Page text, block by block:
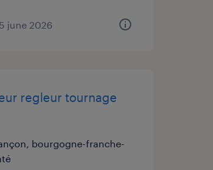
june 2026
regleur tournage
bourgogne-franche-